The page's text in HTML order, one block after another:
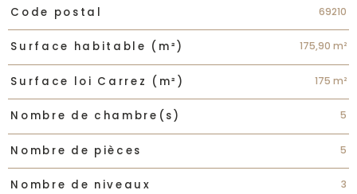
Caractéristiques Valeurs
Code postal 69210
Surface habitable (m²) 175,90 m²
Surface loi Carrez (m²) 175 m²
Nombre de chambre(s) 5
Nombre de pièces 5
Nombre de niveaux 3